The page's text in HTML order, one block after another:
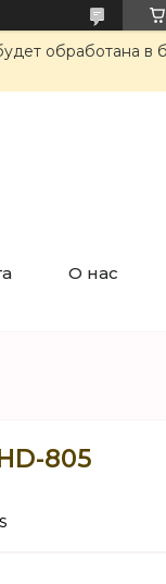
обработана в
О нас
805